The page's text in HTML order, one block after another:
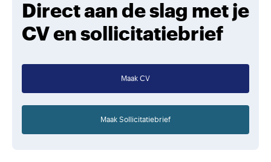
Direct aan de slag met je
CV en sollicitatiebrief
Maak CV
Maak Sollicitatiebrief